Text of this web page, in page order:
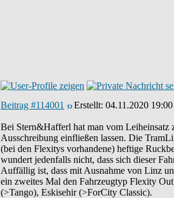
Beitrag #114001 Erstellt: 04.11.2020 19:00
Bei Stern&Hafferl hat man vom
Ausschreibung einfließen lassen. Die
(bei den Flexitys vorhandene) heftige
wundert jedenfalls nicht, dass sich dieser
Auffällig ist, dass mit Ausnahme von Linz
ein zweites Mal den Fahrzeugtyp Flexity
(>Tango), Eskisehir (>ForCity Classic).